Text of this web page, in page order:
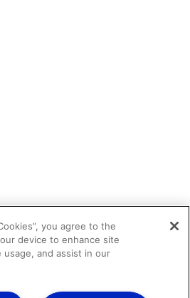
you agree to the
device to enhance site
usage, and assist in our